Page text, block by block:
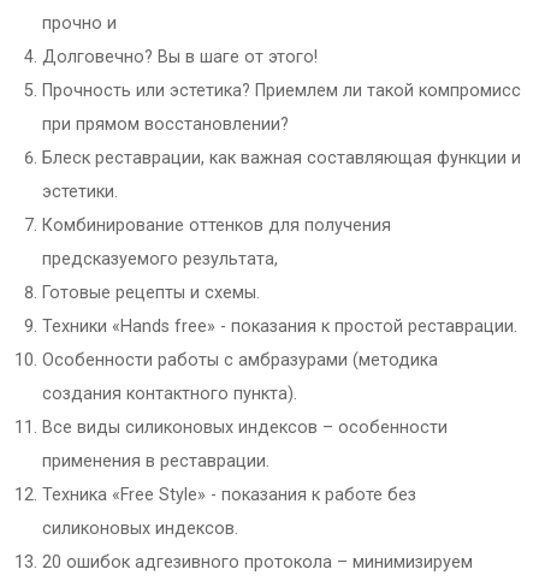
прочно и
Долговечно? Вы в шаге от этого!
Прочность или эстетика? Приемлем ли такой компромисс
при прямом восстановлении?
Блеск реставрации, как важная составляющая функции и
эстетики.
Комбинирование оттенков для получения
предсказуемого результата,
Готовые рецепты и схемы.
Техники «Hands free» - показания к простой реставрации.
Особенности работы с амбразурами (методика
создания контактного пункта).
Все виды силиконовых индексов – особенности
применения в реставрации.
Техника «Free Style» - показания к работе без
силиконовых индексов.
20 ошибок адгезивного протокола – минимизируем